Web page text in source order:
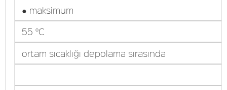
● maksimum
55 °C
ortam sıcaklığı depolama sırasında